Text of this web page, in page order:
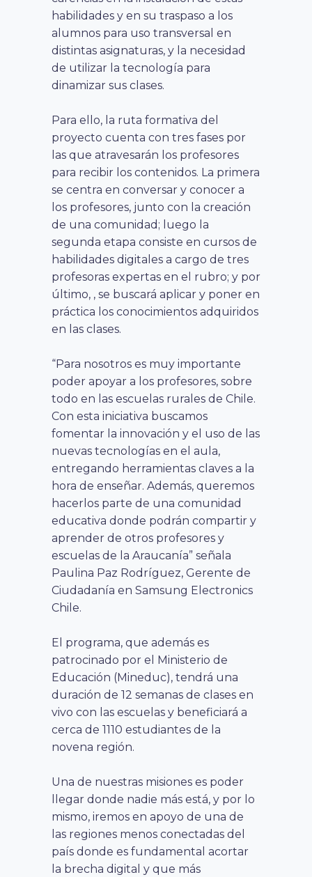
habilidades y en su traspaso a los
alumnos para uso transversal en
distintas asignaturas, y la necesidad
de utilizar la tecnología para
dinamizar sus clases.
Para ello, la ruta formativa del
proyecto cuenta con tres fases por
las que atravesarán los profesores
para recibir los contenidos. La primera
se centra en conversar y conocer a
los profesores, junto con la creación
de una comunidad; luego la
segunda etapa consiste en cursos de
habilidades digitales a cargo de tres
profesoras expertas en el rubro; y por
último, , se buscará aplicar y poner en
práctica los conocimientos adquiridos
en las clases.
“Para nosotros es muy importante
poder apoyar a los profesores, sobre
todo en las escuelas rurales de Chile.
Con esta iniciativa buscamos
fomentar la innovación y el uso de las
nuevas tecnologías en el aula,
entregando herramientas claves a la
hora de enseñar. Además, queremos
hacerlos parte de una comunidad
educativa donde podrán compartir y
aprender de otros profesores y
escuelas de la Araucanía” señala
Paulina Paz Rodríguez, Gerente de
Ciudadanía en Samsung Electronics
Chile.
El programa, que además es
patrocinado por el Ministerio de
Educación (Mineduc), tendrá una
duración de 12 semanas de clases en
vivo con las escuelas y beneficiará a
cerca de 1110 estudiantes de la
novena región.
Una de nuestras misiones es poder
llegar donde nadie más está, y por lo
mismo, iremos en apoyo de una de
las regiones menos conectadas del
país donde es fundamental acortar
la brecha digital y que más